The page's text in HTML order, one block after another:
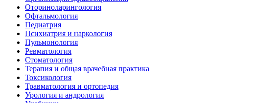
Оториноларингология
Офтальмология
Педиатрия
Психиатрия и наркология
Пульмонология
Ревматология
Стоматология
Терапия и общая врачебная практика
Токсикология
Травматология и ортопедия
Урология и андрология